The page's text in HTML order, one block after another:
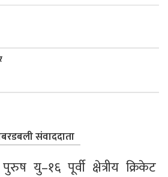
संवाददाता
यु–१६ पूर्वी क्षेत्रीय क्रिकेट